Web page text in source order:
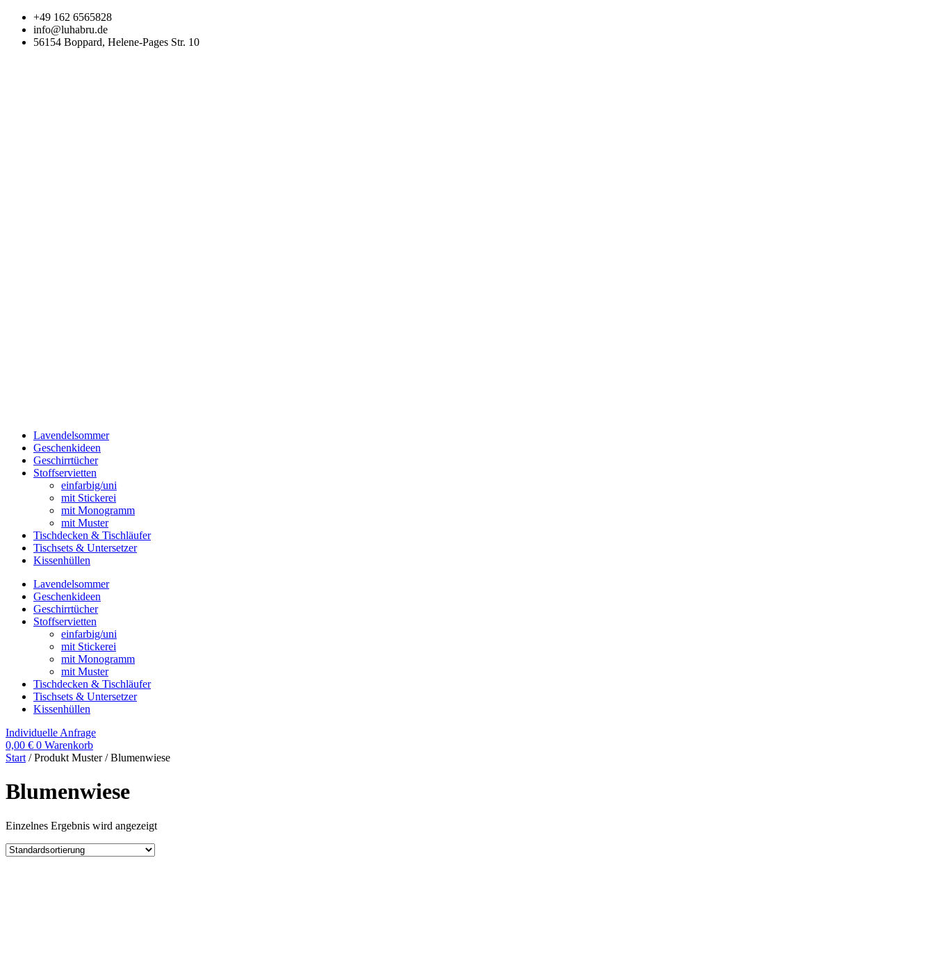
Zum
Inhalt
wechseln
+49 162 6565828
info@luhabru.de
56154 Boppard, Helene-Pages Str. 10
Lavendelsommer
Geschenkideen
Geschirrtücher
Stoffservietten
einfarbig/uni
mit Stickerei
mit Monogramm
mit Muster
Tischdecken & Tischläufer
Tischsets & Untersetzer
Kissenhüllen
Lavendelsommer
Geschenkideen
Geschirrtücher
Stoffservietten
einfarbig/uni
mit Stickerei
mit Monogramm
mit Muster
Tischdecken & Tischläufer
Tischsets & Untersetzer
Kissenhüllen
Individuelle Anfrage
0,00 € 0 Warenkorb
Start / Produkt Muster / Blumenwiese
Blumenwiese
Einzelnes Ergebnis wird angezeigt